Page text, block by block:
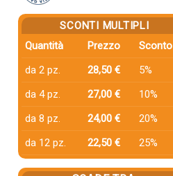
SCONTI MULTIPLI
Quantità
Prezzo
Sconto
da 2 pz.
28,50 €
5%
da 4 pz.
27,00 €
10%
da 8 pz.
24,00 €
20%
da 12 pz.
22,50 € 25%